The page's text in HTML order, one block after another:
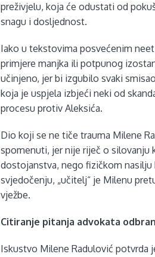
preživjelu, koja će odustati od
snagu i dosljednost.
Iako u tekstovima posvećenim
primjere manjka ili potpunog
učinjeno, jer bi izgubilo svaki
koja je uspjela izbjeći neki od
procesu protiv Aleksića.
Dio koji se ne tiče trauma Milene
spomenuti, jer nije riječ o silovanju
dostojanstva, nego fizičkom
svjedočenju, „učitelj“ je Milenu
vježbe.
Citiranje pitanja advokata
Iskustvo Milene Radulović potvrda